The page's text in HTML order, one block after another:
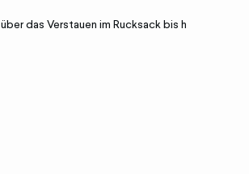
das Verstauen im Rucksack bis hin zur